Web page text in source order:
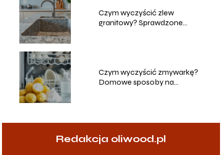
Czym wyczyścić zlew
granitowy? Sprawdzone
Czym wyczyścić zmywarkę?
Domowe sposoby na
Redakcja oliwood.pl